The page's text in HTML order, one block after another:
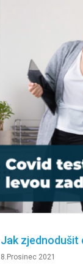
Jak zjednodušit
8.Prosinec 2021